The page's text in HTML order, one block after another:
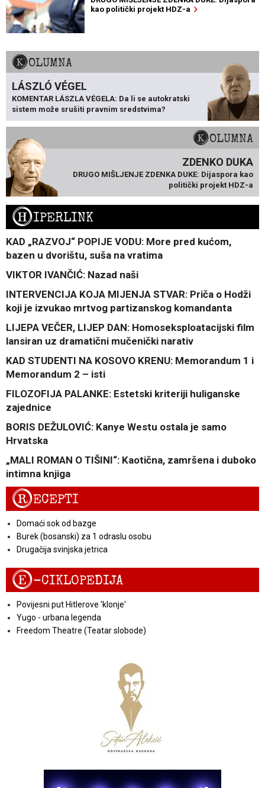
kao politički projekt HDZ-a
KOLUMNA
LÁSZLÓ VÉGEL
KOMENTAR LÁSZLA VÉGELA: Da li se autokratski
sistem može srušiti pravnim sredstvima?
KOLUMNA
ZDENKO DUKA
DRUGO MIŠLJENJE ZDENKA DUKE: Dijaspora kao
politički projekt HDZ-a
HIPERLINK
KAD „RAZVOJ“ POPIJE VODU: More pred kućom,
bazen u dvorištu, suša na vratima
VIKTOR IVANČIĆ: Nazad naši
INTERVENCIJA KOJA MIJENJA STVAR: Priča o Hodži
koji je izvukao mrtvog partizanskog komandanta
LIJEPA VEČER, LIJEP DAN: Homoseksploatacijski film
lansiran uz dramatični mučenički narativ
KAD STUDENTI NA KOSOVO KRENU: Memorandum 1 i
Memorandum 2 – isti
FILOZOFIJA PALANKE: Estetski kriteriji huliganske
zajednice
BORIS DEŽULOVIĆ: Kanye Westu ostala je samo
Hrvatska
„MALI ROMAN O TIŠINI“: Kaotična, zamršena i duboko
intimna knjiga
RECEPTI
Domaći sok od bazge
Burek (bosanski) za 1 odraslu osobu
Drugačija svinjska jetrica
E-CIKLOPEDIJA
Povijesni put Hitlerove 'klonje'
Yugo - urbana legenda
Freedom Theatre (Teatar slobode)